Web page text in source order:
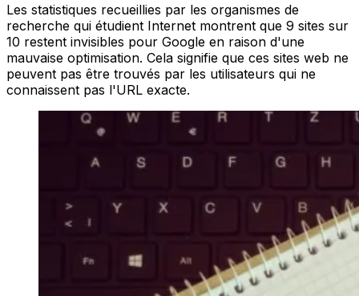
Les statistiques recueillies par les organismes de
recherche qui étudient Internet montrent que 9 sites sur
10 restent invisibles pour Google en raison d'une
mauvaise optimisation. Cela signifie que ces sites web ne
peuvent pas être trouvés par les utilisateurs qui ne
connaissent pas l'URL exacte.